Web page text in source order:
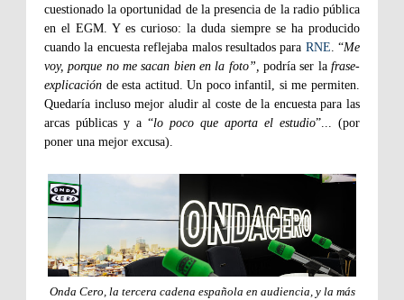
cuestionado la oportunidad de la presencia de la radio pública
en el EGM. Y es curioso: la duda siempre se ha producido
cuando la encuesta reflejaba malos resultados para RNE. “Me
voy, porque no me sacan bien en la foto”, podría ser la frase-
explicación de esta actitud. Un poco infantil, si me permiten.
Quedaría incluso mejor aludir al coste de la encuesta para las
arcas públicas y a “lo poco que aporta el estudio”... (por
poner una mejor excusa).
Onda Cero, la tercera cadena española en audiencia, y la más